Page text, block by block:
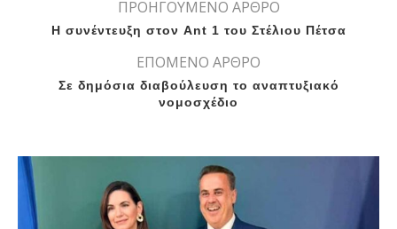
ΠΡΟΗΓΟΥΜΕΝΟ ΑΡΘΡΟ
Η συνέντευξη στον Ant 1 του Στέλιου Πέτσα
ΕΠΟΜΕΝΟ ΑΡΘΡΟ
Σε δημόσια διαβούλευση το αναπτυξιακό
νομοσχέδιο